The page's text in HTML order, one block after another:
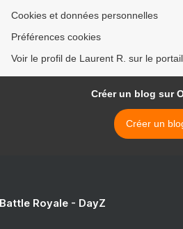
Cookies et données personnelles
Préférences cookies
Voir le profil de Laurent R. sur le
Créer un blog sur
Créer un
Royale - DayZ